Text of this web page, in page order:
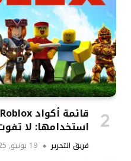
استخدامها: لا
فريق التحرير 19 يونيو, 2025